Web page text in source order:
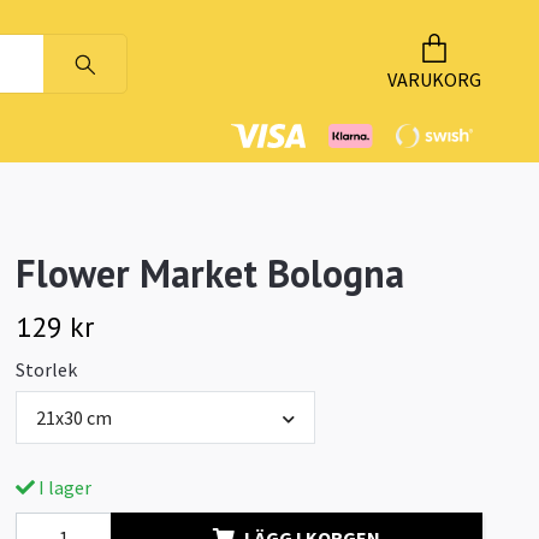
VARUKORG
Flower Market Bologna
129 kr
Storlek
21x30 cm
I lager